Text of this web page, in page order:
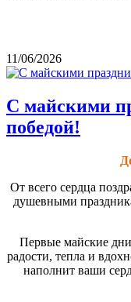
11/06/2026
С майскими
победой!
От всего сердца
душевными
Первые майские
радости, тепла и
наполнит ваши